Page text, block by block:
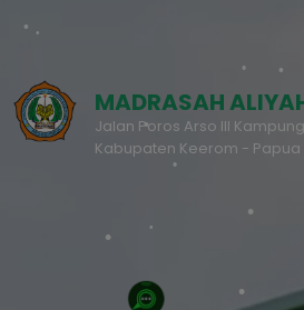
MADRASAH
Jalan Poros Arso III
Kabupaten Keerom - Papua